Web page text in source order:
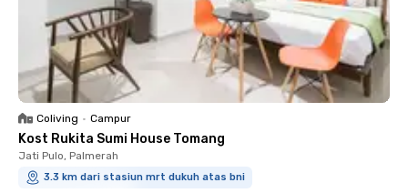
Coliving • Campur
Kost Rukita Sumi House Tomang
Jati Pulo, Palmerah
3.3 km dari stasiun mrt dukuh atas bni